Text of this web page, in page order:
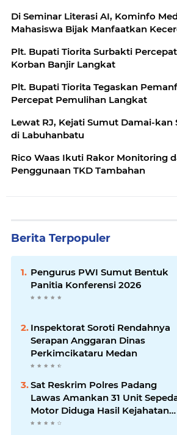
Di Seminar Literasi AI, Kominfo
Mahasiswa Bijak Manfaatkan
Plt. Bupati Tiorita Surbakti
Korban Banjir Langkat
Plt. Bupati Tiorita Tegaskan
Percepat Pemulihan Langkat
Lewat RJ, Kejati Sumut Damai-kan
di Labuhanbatu
Rico Waas Ikuti Rakor Monitoring
Penggunaan TKD Tambahan
Berita Terpopuler
Pengurus PWI Sumut Bentuk
Panitia Konferensi 2026
Inspektorat Soroti Rendahnya
Serapan Anggaran Dinas
Perkimcikataru Medan
Sat Reskrim Polres Padang
Lawas Amankan 31 Unit
Motor Diduga Hasil Kejahatan
dari Rumah Warga di Pasar